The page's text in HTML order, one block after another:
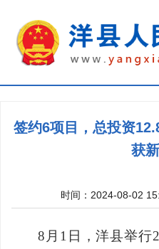
签约6项目，总投资
获
时间：2024-08-02
8月1日，洋县举行